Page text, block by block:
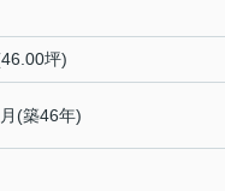
坪)
(築46年)